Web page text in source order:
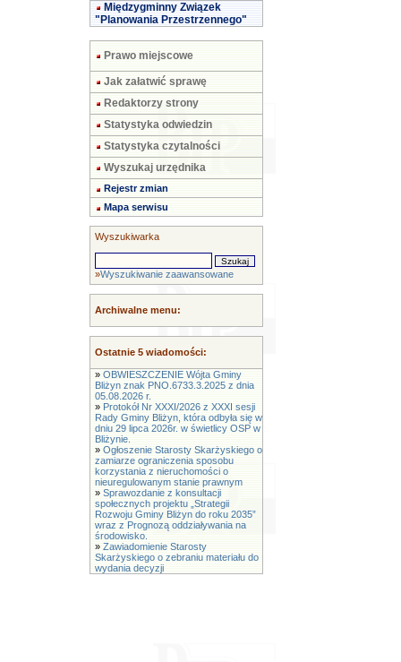
Międzygminny Związek
"Planowania Przestrzennego"
Prawo miejscowe
Jak załatwić sprawę
Redaktorzy strony
Statystyka odwiedzin
Statystyka czytalności
Wyszukaj urzędnika
Rejestr zmian
Mapa serwisu
Wyszukiwarka
»Wyszukiwanie zaawansowane
Archiwalne menu:
Ostatnie 5 wiadomości:
» OBWIESZCZENIE Wójta Gminy
Bliżyn znak PNO.6733.3.2025 z dnia
05.08.2026 r.
» Protokół Nr XXXI/2026 z XXXI sesji
Rady Gminy Bliżyn, która odbyła się w
dniu 29 lipca 2026r. w świetlicy OSP w
Bliżynie.
» Ogłoszenie Starosty Skarżyskiego o
zamiarze ograniczenia sposobu
korzystania z nieruchomości o
nieuregulowanym stanie prawnym
» Sprawozdanie z konsultacji
społecznych projektu „Strategii
Rozwoju Gminy Bliżyn do roku 2035”
wraz z Prognozą oddziaływania na
środowisko.
» Zawiadomienie Starosty
Skarżyskiego o zebraniu materiału do
wydania decyzji